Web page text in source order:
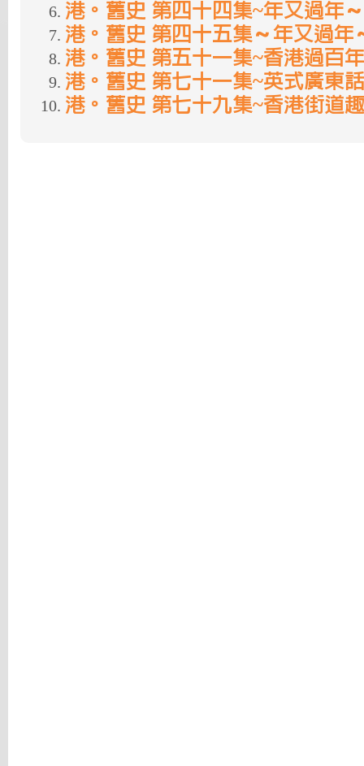
港。舊史 第四十四集~年又過年
港。舊史 第四十五集～年又過年
港。舊史 第五十一集~香港過百
港。舊史 第七十一集~英式廣東
港。舊史 第七十九集~香港街道